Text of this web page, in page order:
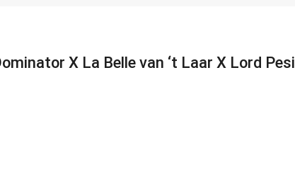
X La Belle van ‘t Laar X Lord Pesi